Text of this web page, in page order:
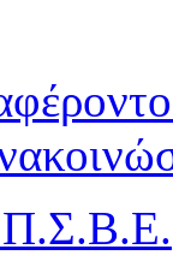
Π.Σ.Β.Ε.